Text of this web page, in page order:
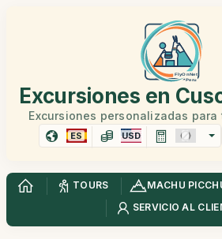
Excursiones en
Excursiones personalizadas
ES USD
TOURS MACHU
SERVICIO AL